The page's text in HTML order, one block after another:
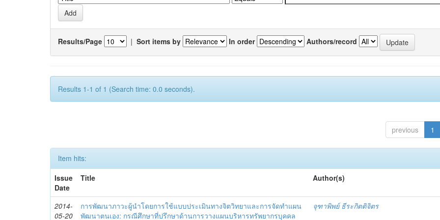
Results/Page | Sort items by In order Authors/record
Results 1-1 of 1 (Search time: 0.0 seconds).
previous 1
Item hits:
Issue
Date
Title Author(s)
2014-
05-20
การพัฒนาภาวะผู้นำโดยการใช้แบบประเมินทางจิตวิทยาและการจัดทำแผน
พัฒนาตนเอง: กรณีศึกษาที่ปรึกษาด้านการวางแผนบริหารทรัพยากรบุคคล
จุฑาพิพย์ ธีระกิตติจิตร